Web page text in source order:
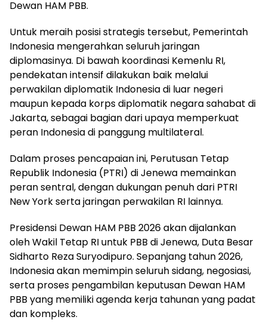
Dewan HAM PBB.
Untuk meraih posisi strategis tersebut, Pemerintah
Indonesia mengerahkan seluruh jaringan
diplomasinya. Di bawah koordinasi Kemenlu RI,
pendekatan intensif dilakukan baik melalui
perwakilan diplomatik Indonesia di luar negeri
maupun kepada korps diplomatik negara sahabat di
Jakarta, sebagai bagian dari upaya memperkuat
peran Indonesia di panggung multilateral.
Dalam proses pencapaian ini, Perutusan Tetap
Republik Indonesia (PTRI) di Jenewa memainkan
peran sentral, dengan dukungan penuh dari PTRI
New York serta jaringan perwakilan RI lainnya.
Presidensi Dewan HAM PBB 2026 akan dijalankan
oleh Wakil Tetap RI untuk PBB di Jenewa, Duta Besar
Sidharto Reza Suryodipuro. Sepanjang tahun 2026,
Indonesia akan memimpin seluruh sidang, negosiasi,
serta proses pengambilan keputusan Dewan HAM
PBB yang memiliki agenda kerja tahunan yang padat
dan kompleks.